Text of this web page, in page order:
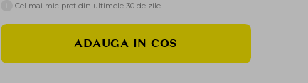
Cel mai mic pret din ultimele 30 de zile
ADAUGA IN COS